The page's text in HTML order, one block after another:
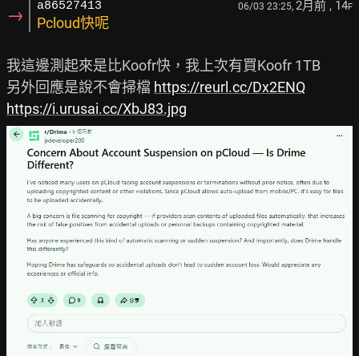
→ a86527413 06/03 23:25, 2月前 , 14F
Pcloud快呢
我這邊測起來是比Koofr快，我上次有買Koofr 1TB
另外回應是說不會掃檔 https://reurl.cc/Dx2ENQ
https://i.urusai.cc/XbJ83.jpg